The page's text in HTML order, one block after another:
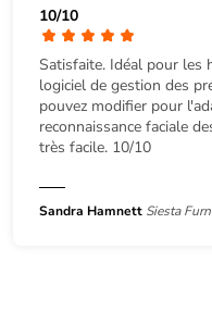
10/10
Satisfaite. Idéal pour les
logiciel de gestion des
pouvez modifier pour
reconnaissance faciale
très facile. 10/10
Sandra Hamnett Siesta